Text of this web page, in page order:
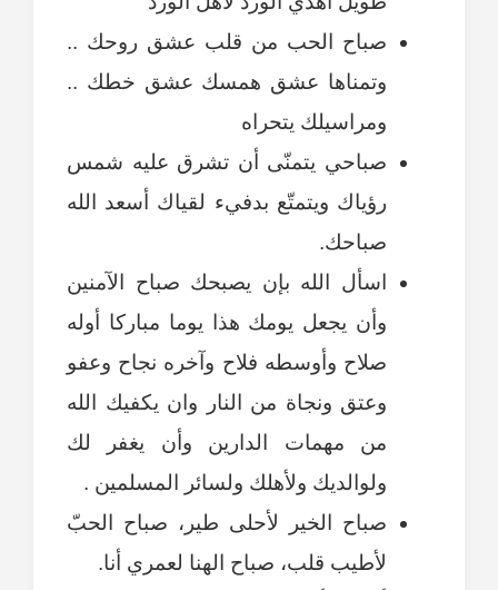
صباح الحب من قلب عشق روحك ..
وتمناها عشق همسك عشق خطك ..
ومراسيلك يتحراه
صباحي يتمنّى أن تشرق عليه شمس
رؤياك ويتمتّع بدفيء لقياك أسعد الله
صباحك.
اسأل الله بإن يصبحك صباح الآمنين
وأن يجعل يومك هذا يوما مباركا أوله
صلاح وأوسطه فلاح وآخره نجاح وعفو
وعتق ونجاة من النار وان يكفيك الله
من مهمات الدارين وأن يغفر لك
ولوالديك ولأهلك ولسائر المسلمين .
صباح الخير لأحلى طير، صباح الحبّ
لأطيب قلب، صباح الهنا لعمري أنا.